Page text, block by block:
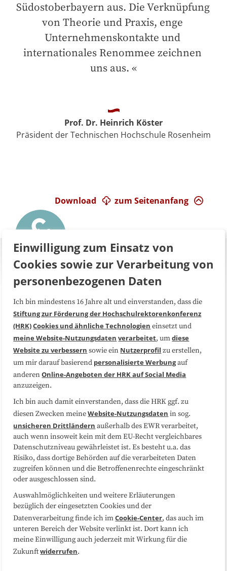
Südostoberbayern aus. Die Verknüpfung
von Theorie und Praxis, enge
Unternehmenskontakte und
internationales Renommee zeichnen
uns aus.
Prof. Dr. Heinrich Köster
Präsident der Technischen Hochschule Rosenheim
zum Seitenanfang
Download
Über uns FAQ
Medienarbeit Kooperationen
Datenschutzerklärung Impressum
Sitemap
Folgen Sie uns
Einwilligung zum Einsatz von
Cookies sowie zur Verarbeitung von
personenbezogenen Daten
Ich bin mindestens 16 Jahre alt und einverstanden, dass die
Stiftung zur Förderung der Hochschulrektorenkonferenz
(HRK)Cookies und ähnliche Technologien einsetzt und
meine Website-Nutzungsdaten verarbeitet, umdiese
Website zu verbessern sowie ein Nutzerprofil zu erstellen,
um mir darauf basierend personalisierte Werbungauf
anderenOnline-Angeboten der HRK auf Social Media
anzuzeigen.
Ich bin auch damit einverstanden, dass die HRK ggf. zu
diesen Zwecken meineWebsite-Nutzungsdaten in sog.
unsicheren Drittländern außerhalb des EWR verarbeitet,
auch wenn insoweit kein mit dem EU-Recht vergleichbares
Datenschutzniveau gewährleistet ist. Es besteht u.a. das
Risiko, dass dortige Behörden auf die verarbeiteten Daten
zugreifen können und die Betroffenenrechte eingeschränkt
oder ausgeschlossen sind.
Auswahlmöglichkeiten und weitere Erläuterungen
bezüglich der eingesetzten Cookies und der
Datenverarbeitung finde ich imCookie-Center, das auch im
unteren Bereich der Website verlinkt ist. Dort kann ich
meine Einwilligung auch jederzeit mit Wirkung für die
Zukunftwiderrufen.